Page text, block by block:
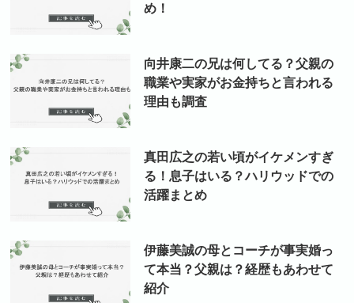
め！
向井康二の兄は何してる？父親の
職業や実家がお金持ちと言われる
理由も調査
真田広之の若い頃がイケメンすぎ
る！息子はいる？ハリウッドでの
活躍まとめ
伊藤美誠の母とコーチが事実婚っ
て本当？父親は？経歴もあわせて
紹介